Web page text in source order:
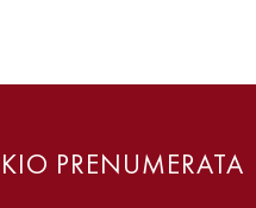
PRENUMERATA